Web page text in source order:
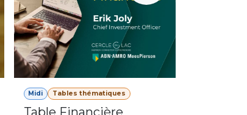
Midi Tables thématiques
Table Financière